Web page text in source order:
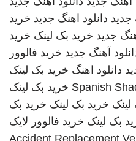
جدید دانلود اهنگ جدید خرید
جدید خرید بک لینک خرید
آهنگ جدید خرید فالوور
دانلود اهنگ خرید بک لینک
Spanish خرید بک لینک
خرید بک لینک خرید بک
بک لینک خرید فالوور لایک